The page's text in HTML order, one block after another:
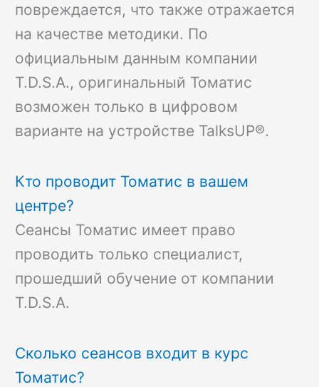
повреждается, что также отражается
на качестве методики. По
официальным данным компании
T.D.S.A., оригинальный Томатис
возможен только в цифровом
варианте на устройстве TalksUP®.
Кто проводит Томатис в вашем
центре?
Сеансы Томатис имеет право
проводить только специалист,
прошедший обучение от компании
T.D.S.A.
Сколько сеансов входит в курс
Томатис?